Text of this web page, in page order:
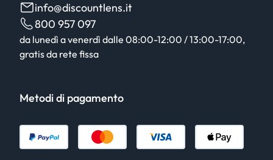
info@discountlens.it
800 957 097
da lunedì a venerdì dalle 08:00-12:00 / 13:00-17:00,
gratis da rete fissa
Metodi di pagamento